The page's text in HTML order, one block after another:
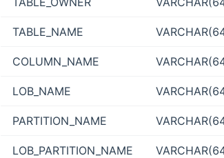
TABLE_NAME
COLUMN_NAME
LOB_NAME
PARTITION_NAME
LOB_PARTITION_NAME